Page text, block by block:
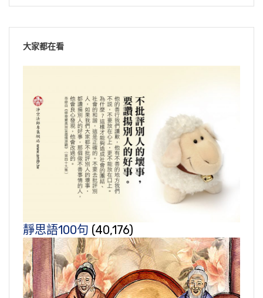
大家都在看
靜思語100句 (40,176)